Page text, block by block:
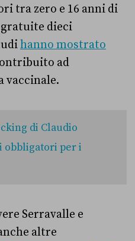
tra zero e 16 anni di
dieci
hanno mostrato
ad
vaccinale.
di Claudio
obbligatori per i
Serravalle e
altre